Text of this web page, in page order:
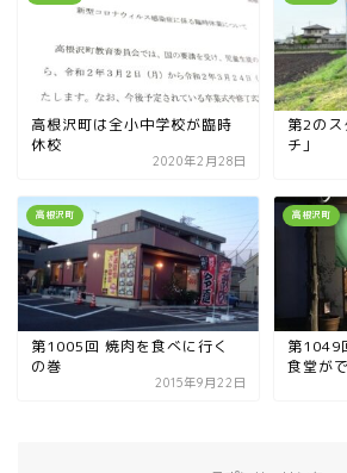
高根沢町は全小中学校が臨時
休校
2020年2月28日
第2の
チ」
高根沢町
第1005回 焼肉を食べに行く
の巻
2015年9月22日
高根沢町
第1049
食堂が